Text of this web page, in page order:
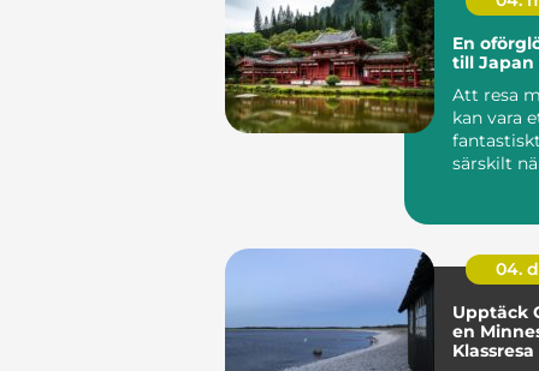
En
till Japan
Att resa
kan vara
särskilt
04.
Upptäck
en
Klassresa